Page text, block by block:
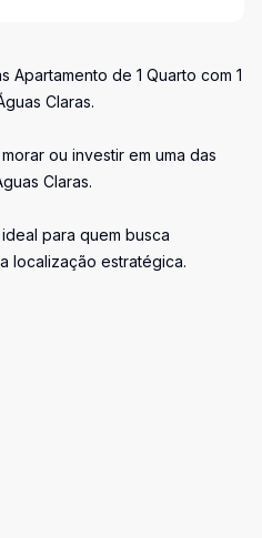
Apartamento de 1 Quarto com 1
Claras.
ou investir em uma das
Claras.
para quem busca
localização estratégica.